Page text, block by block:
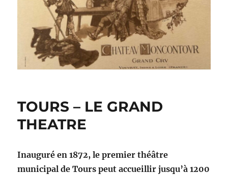
TOURS – LE GRAND
THEATRE
Inauguré en 1872, le premier théâtre
municipal de Tours peut accueillir jusqu’à 1200